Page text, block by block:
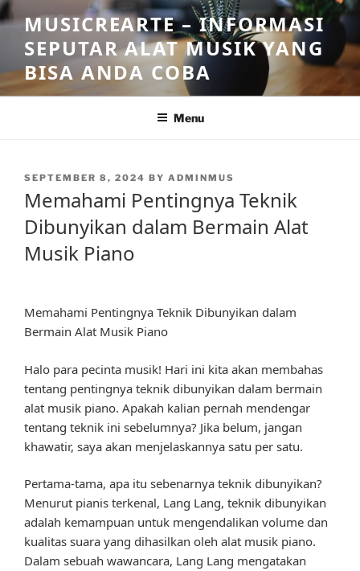
Skip
to
content
MUSICREARTE – INFORMASI
SEPUTAR ALAT MUSIK YANG
BISA ANDA COBA
Menu
POSTED
SEPTEMBER 8, 2024 BY ADMINMUS
Memahami Pentingnya Teknik
Dibunyikan dalam Bermain Alat
Musik Piano
Memahami Pentingnya Teknik Dibunyikan dalam
Bermain Alat Musik Piano
Halo para pecinta musik! Hari ini kita akan membahas
tentang pentingnya teknik dibunyikan dalam bermain
alat musik piano. Apakah kalian pernah mendengar
tentang teknik ini sebelumnya? Jika belum, jangan
khawatir, saya akan menjelaskannya satu per satu.
Pertama-tama, apa itu sebenarnya teknik dibunyikan?
Menurut pianis terkenal, Lang Lang, teknik dibunyikan
adalah kemampuan untuk mengendalikan volume dan
kualitas suara yang dihasilkan oleh alat musik piano.
Dalam sebuah wawancara, Lang Lang mengatakan